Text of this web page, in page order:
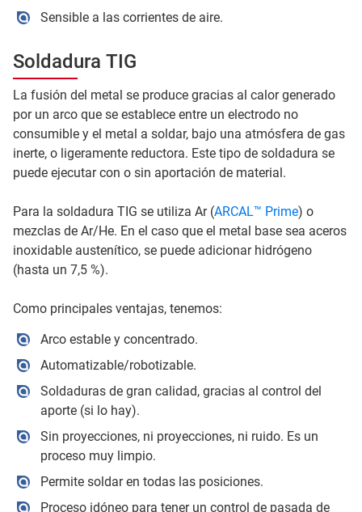
Sensible a las corrientes de aire.
Soldadura TIG
La fusión del metal se produce gracias al calor generado
por un arco que se establece entre un electrodo no
consumible y el metal a soldar, bajo una atmósfera de gas
inerte, o ligeramente reductora. Este tipo de soldadura se
puede ejecutar con o sin aportación de material.
Para la soldadura TIG se utiliza Ar (ARCAL™ Prime) o
mezclas de Ar/He. En el caso que el metal base sea aceros
inoxidable austenítico, se puede adicionar hidrógeno
(hasta un 7,5 %).
Como principales ventajas, tenemos:
Arco estable y concentrado.
Automatizable/robotizable.
Soldaduras de gran calidad, gracias al control del
aporte (si lo hay).
Sin proyecciones, ni proyecciones, ni ruido. Es un
proceso muy limpio.
Permite soldar en todas las posiciones.
Proceso idóneo para tener un control de pasada de